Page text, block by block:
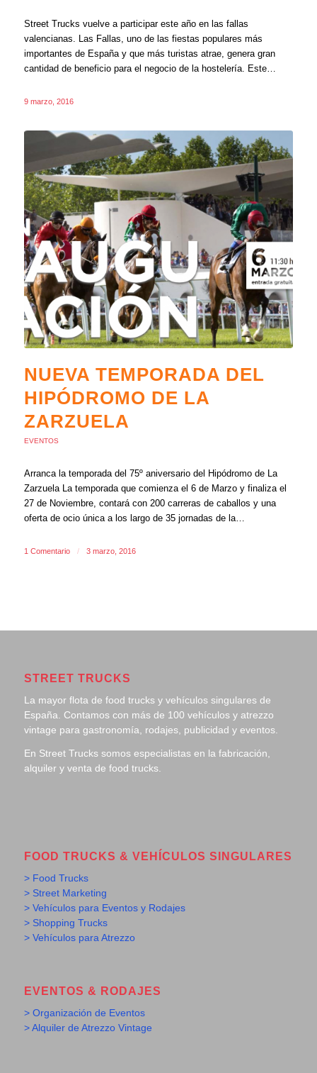
Street Trucks vuelve a participar este año en las fallas
valencianas. Las Fallas, uno de las fiestas populares más
importantes de España y que más turistas atrae, genera gran
cantidad de beneficio para el negocio de la hostelería. Este…
9 marzo, 2016
NUEVA TEMPORADA DEL
HIPÓDROMO DE LA
ZARZUELA
EVENTOS
Arranca la temporada del 75º aniversario del Hipódromo de La
Zarzuela La temporada que comienza el 6 de Marzo y finaliza el
27 de Noviembre, contará con 200 carreras de caballos y una
oferta de ocio única a los largo de 35 jornadas de la…
1 Comentario / 3 marzo, 2016
STREET TRUCKS
La mayor flota de food trucks y vehículos singulares de
España. Contamos con más de 100 vehículos y atrezzo
vintage para gastronomía, rodajes, publicidad y eventos.
En Street Trucks somos especialistas en la fabricación,
alquiler y venta de food trucks.
FOOD TRUCKS & VEHÍCULOS SINGULARES
> Food Trucks
> Street Marketing
> Vehículos para Eventos y Rodajes
> Shopping Trucks
> Vehículos para Atrezzo
EVENTOS & RODAJES
> Organización de Eventos
> Alquiler de Atrezzo Vintage